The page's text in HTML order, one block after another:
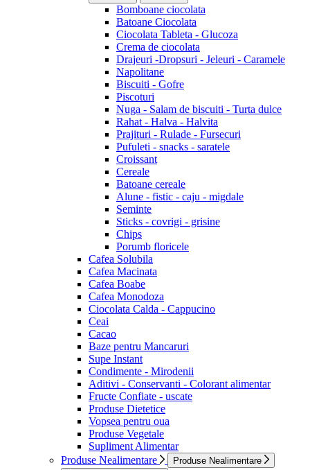
Bomboane ciocolata
Batoane Ciocolata
Ciocolata Tableta - Glucoza
Crema de ciocolata
Drajeuri -Dropsuri - Jeleuri - Caramele
Napolitane
Biscuiti - Gofre
Piscoturi
Nuga - Salam de biscuiti - Turta dulce
Rahat - Halva - Halvita
Prajituri - Rulade - Fursecuri
Pufuleti - snacks - saratele
Croissant
Cereale
Batoane cereale
Alune - fistic - caju - migdale
Seminte
Sticks - covrigi - grisine
Chips
Porumb floricele
Cafea Solubila
Cafea Macinata
Cafea Boabe
Cafea Monodoza
Ciocolata Calda - Cappucino
Ceai
Cacao
Baze pentru Mancaruri
Supe Instant
Condimente - Mirodenii
Aditivi - Conservanti - Colorant alimentar
Fructe Confiate - uscate
Produse Dietetice
Vopsea pentru oua
Produse Vegetale
Supliment Alimentar
Produse Nealimentare
Produse Nealimentare